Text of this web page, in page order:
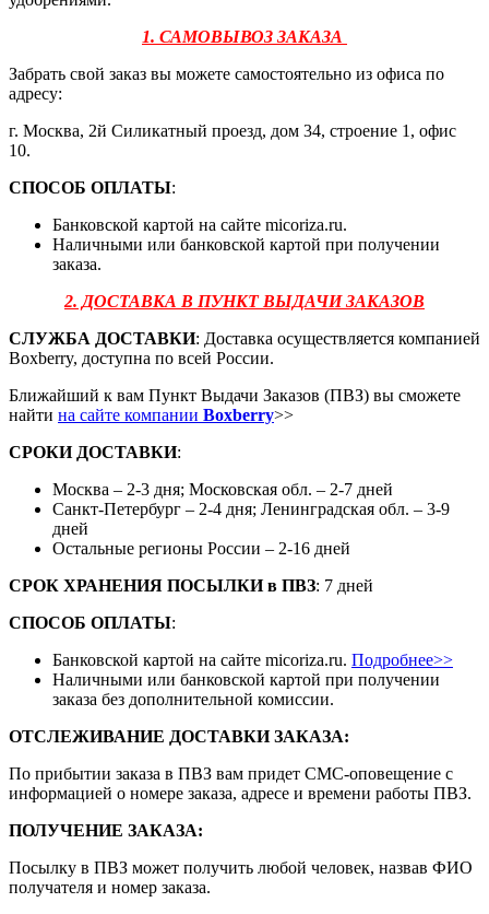
1. САМОВЫВОЗ ЗАКАЗА
Забрать свой заказ вы можете самостоятельно из офиса по
адресу:
г. Москва, 2й Силикатный проезд, дом 34, строение 1, офис
10.
СПОСОБ ОПЛАТЫ:
Банковской картой на сайте micoriza.ru.
Наличными или банковской картой при получении
заказа.
2. ДОСТАВКА В ПУНКТ ВЫДАЧИ ЗАКАЗОВ
СЛУЖБА ДОСТАВКИ: Доставка осуществляется компанией
Boxberry, доступна по всей России.
Ближайший к вам Пункт Выдачи Заказов (ПВЗ) вы сможете
найти на сайте компании Boxberry>>
СРОКИ ДОСТАВКИ:
Москва – 2-3 дня; Московская обл. – 2-7 дней
Санкт-Петербург – 2-4 дня; Ленинградская обл. – 3-9
дней
Остальные регионы России – 2-16 дней
СРОК ХРАНЕНИЯ ПОСЫЛКИ в ПВЗ: 7 дней
СПОСОБ ОПЛАТЫ:
Банковской картой на сайте micoriza.ru. Подробнее>>
Наличными или банковской картой при получении
заказа без дополнительной комиссии.
ОТСЛЕЖИВАНИЕ ДОСТАВКИ ЗАКАЗА:
По прибытии заказа в ПВЗ вам придет СМС-оповещение с
информацией о номере заказа, адресе и времени работы ПВЗ.
ПОЛУЧЕНИЕ ЗАКАЗА:
Посылку в ПВЗ может получить любой человек, назвав ФИО
получателя и номер заказа.